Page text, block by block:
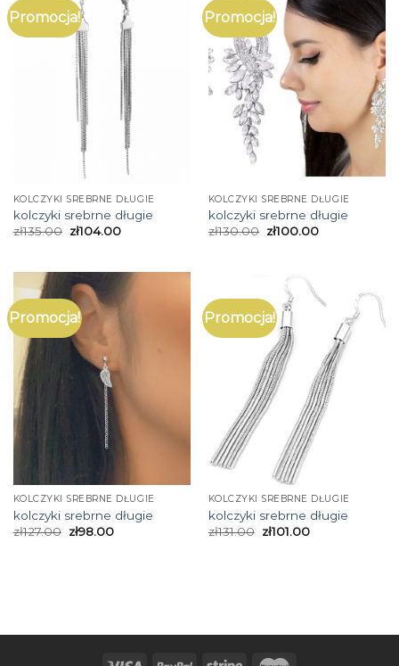
Promocja!
KOLCZYKI SREBRNE DŁUGIE
kolczyki srebrne długie
zł135.00 zł104.00
Promocja!
KOLCZYKI SREBRNE DŁUGIE
kolczyki srebrne długie
zł130.00 zł100.00
Promocja!
KOLCZYKI SREBRNE DŁUGIE
kolczyki srebrne długie
zł127.00 zł98.00
Promocja!
KOLCZYKI SREBRNE DŁUGIE
kolczyki srebrne długie
zł131.00 zł101.00